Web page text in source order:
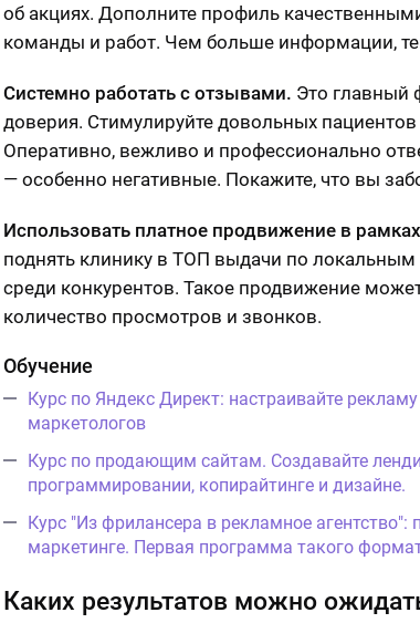
об акциях. Дополните профиль
команды и работ. Чем больше информации,
Системно работать с отзывами. Это главный
доверия. Стимулируйте довольных
Оперативно, вежливо и профессионально
— особенно негативные. Покажите, что вы
Использовать платное продвижение в
поднять клинику в ТОП выдачи по
среди конкурентов. Такое продвижение
количество просмотров и звонков.
Обучение
Курс по Яндекс Директ: настраивайте
маркетологов
Курс по продающим сайтам. Создавайте
программировании, копирайтинге и дизайне.
Курс "Из фрилансера в рекламное агентство":
маркетинге. Первая программа такого
Каких результатов можно